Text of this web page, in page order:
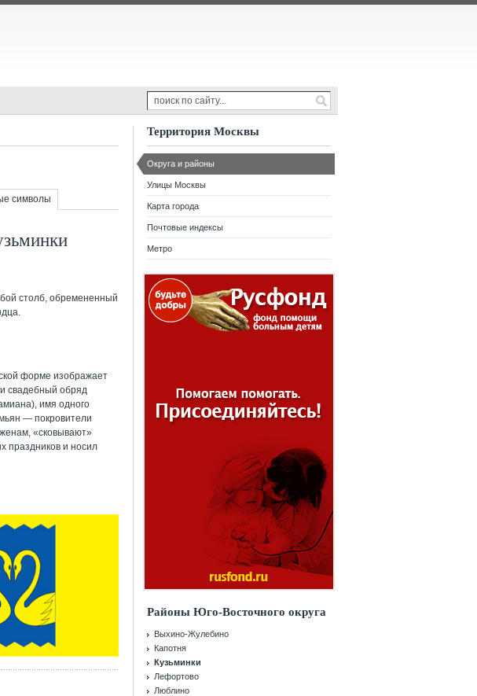
символы
столб, обремененный
форме изображает
свадебный обряд
имя одного
— покровители
«сковывают»
праздников и носил
Территория Москвы
Округа и районы
Улицы Москвы
Карта города
Почтовые индексы
Метро
Районы Юго-Восточного округа
Выхино-Жулебино
Капотня
Кузьминки
Лефортово
Люблино